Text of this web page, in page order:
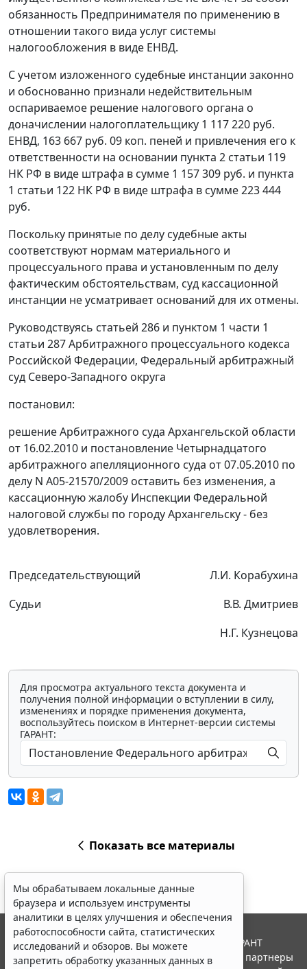
обязанность Предпринимателя по применению в
отношении такого вида услуг системы
налогообложения в виде ЕНВД.
С учетом изложенного судебные инстанции законно
и обоснованно признали недействительным
оспариваемое решение налогового органа о
доначислении налогоплательщику 1 117 220 руб.
ЕНВД, 163 667 руб. 09 коп. пеней и привлечения его к
ответственности на основании пункта 2 статьи 119
НК РФ в виде штрафа в сумме 1 157 309 руб. и пункта
1 статьи 122 НК РФ в виде штрафа в сумме 223 444
руб.
Поскольку принятые по делу судебные акты
соответствуют нормам материального и
процессуального права и установленным по делу
фактическим обстоятельствам, суд кассационной
инстанции не усматривает оснований для их отмены.
Руководствуясь статьей 286 и пунктом 1 части 1
статьи 287Арбитражного процессуального кодекса
Российской Федерации, Федеральный арбитражный
суд Северо-Западного округа
постановил:
решение Арбитражного суда Архангельской области
от 16.02.2010 и постановление Четырнадцатого
арбитражного апелляционного суда от 07.05.2010 по
делу N А05-21570/2009 оставить без изменения, а
кассационную жалобу Инспекции Федеральной
налоговой службы по городу Архангельску - без
удовлетворения.
Председательствующий
Л.И. Корабухина
Судьи
В.В. Дмитриев
Н.Г. Кузнецова
Для просмотра актуального текста документа и
получения полной информации о вступлении в силу,
изменениях и порядке применения документа,
воспользуйтесь поиском в Интернет-версии системы
ГАРАНТ:
Показать все материалы
Мы обрабатываем локальные данные
браузера и используем инструменты
аналитики в целях улучшения и обеспечения
работоспособности сайта, статистических
исследований и обзоров. Вы можете
запретить обработку указанных данных в
© ООО "НПП "ГАРАНТ-СЕРВИС", 2026. Система ГАРАНТ
выпускается с 1990 года. Компания "Гарант" и ее партнеры